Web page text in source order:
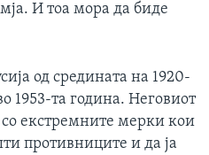
И тоа мора да биде
од средината на 1920-
1953-та година. Неговиот
екстремните мерки кои
противниците и да ја